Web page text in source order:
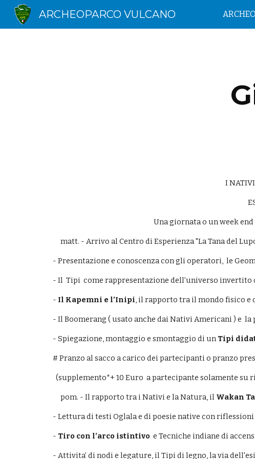
Skip to
ARCHEOPARCO VULCANO
I
Una giornata o un week
matt. - Arrivo al Centro di Esperienza "La Tana del
- Presentazione e conoscenza con gli operatori,  le
- Il  Tipi  come rappresentazione dell’universo invertito
- Il Kapemni e l’Inipi, il rapporto tra il mondo fisico e
- Il Boomerang ( usato anche dai Nativi Americani ) e  la
- Spiegazione, montaggio e smontaggio di un Tipi
# Pranzo al sacco a carico dei partecipanti o pranzo
(supplemento*+ 10 Euro  a partecipante solamente su
     pom. - Il rapporto tra i Nativi e la Natura, il
Wakan
- Lettura di testi Oglala e di poesie native con
- Tiro con l’arco istintivo
e Tecniche indiane di
- Attivita’ di nodi e legature, il Tipi di legno, la via